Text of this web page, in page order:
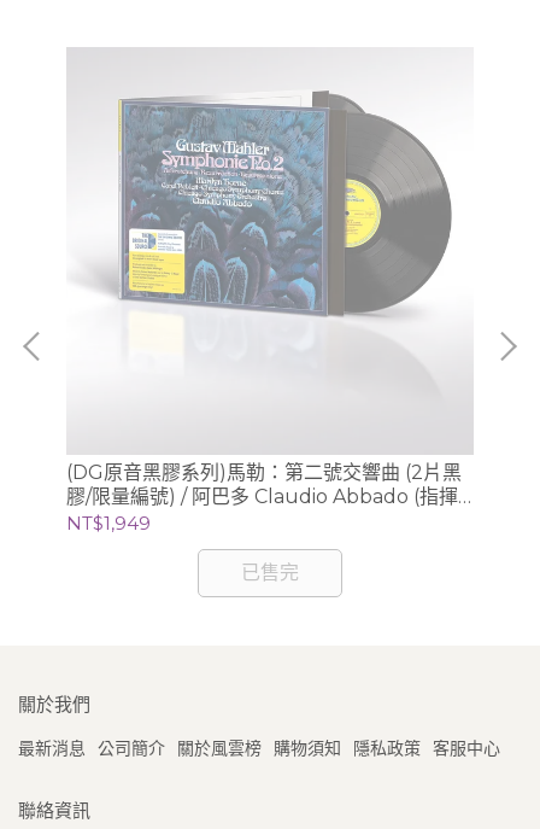
(DG原音黑膠系列)馬勒：第二號交響曲 (2片黑
膠/限量編號) / 阿巴多 Claudio Abbado (指揮)
芝加哥交響樂團
NT$1,949
已售完
關於我們
最新消息 公司簡介 關於風雲榜 購物須知 隱私政策 客服中心
聯絡資訊